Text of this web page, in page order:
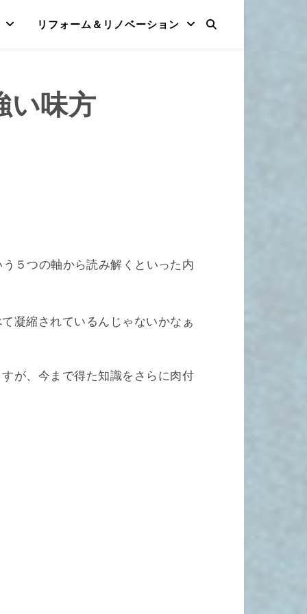
リフォーム＆リノベーション
い味方
う５つの軸から読み解くといった内
凝縮されているんじゃないかなぁ
が、今まで得た知識をさらに肉付